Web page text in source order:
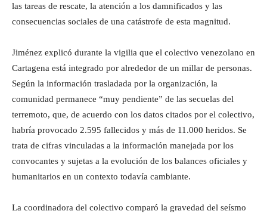
las tareas de rescate, la atención a los damnificados y las
consecuencias sociales de una catástrofe de esta magnitud.
Jiménez explicó durante la vigilia que el colectivo venezolano en
Cartagena está integrado por alrededor de un millar de personas.
Según la información trasladada por la organización, la
comunidad permanece “muy pendiente” de las secuelas del
terremoto, que, de acuerdo con los datos citados por el colectivo,
habría provocado 2.595 fallecidos y más de 11.000 heridos. Se
trata de cifras vinculadas a la información manejada por los
convocantes y sujetas a la evolución de los balances oficiales y
humanitarios en un contexto todavía cambiante.
La coordinadora del colectivo comparó la gravedad del seísmo